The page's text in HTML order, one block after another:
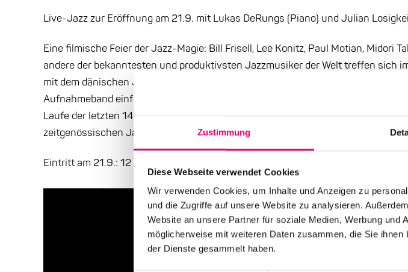
Zustimmung
Diese Webseite verwendet Cookies
Wir verwenden Cookies, um Inhalte und Anzeigen zu
und die Zugriffe auf unsere Website zu analysieren.
Website an unsere Partner für soziale Medien, Werbung und
möglicherweise mit weiteren Daten zusammen, die Sie
der Dienste gesammelt haben.
Live-Jazz zur Eröffnung am 21.9. mit Lukas DeRungs (Piano) und Julian
Eine filmische Feier der Jazz-Magie: Bill Frisell, Lee Konitz, Paul Motian, Midori
andere der bekanntesten und produktivsten Jazzmusiker der Welt treffen sich
mit dem dänischen Jazzgitarristen Jakob Bro, bei denen in altehrwürdiger
Aufnahmeband einfach laufen gelassen wird. Die Filmemacher haben dieses
Laufe der letzten 14 Jahre begleitet und fangen intime, improvisierte Momente
zeitgenössischen Jazz auf.
Eintritt am 21.9.: 12 €, erm. 9 €, Mitglieder 8 €